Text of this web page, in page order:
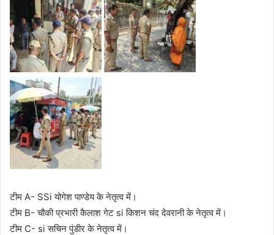
टीम A- SSi योगेश पाण्डेय के नेतृत्व में।
टीम B- चौकी प्रभारी कैलाश गेट si किशन चंद देवरानी के नेतृत्व में।
टीम C- si सचिन पुंडीर के नेतृत्व में।